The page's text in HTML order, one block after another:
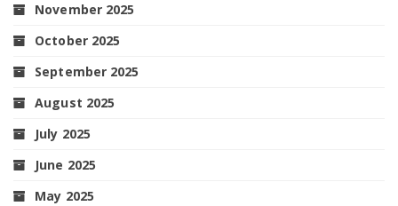
November 2025
October 2025
September 2025
August 2025
July 2025
June 2025
May 2025